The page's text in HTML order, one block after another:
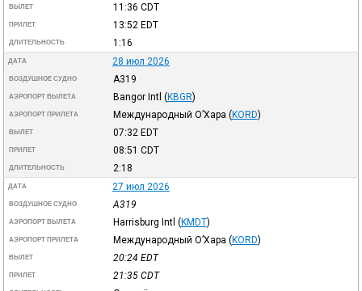
ВЫЛЕТ 11:36 CDT
ПРИЛЕТ 13:52 EDT
ДЛИТЕЛЬНОСТЬ 1:16
ДАТА 28 июл 2026
ВОЗДУШНОЕ СУДНО A319
АЭРОПОРТ ВЫЛЕТА Bangor Intl (KBGR)
АЭРОПОРТ ПРИЛЕТА Международный О’Хара (KORD)
ВЫЛЕТ 07:32 EDT
ПРИЛЕТ 08:51 CDT
ДЛИТЕЛЬНОСТЬ 2:18
ДАТА 27 июл 2026
ВОЗДУШНОЕ СУДНО A319
АЭРОПОРТ ВЫЛЕТА Harrisburg Intl (KMDT)
АЭРОПОРТ ПРИЛЕТА Международный О’Хара (KORD)
ВЫЛЕТ 20:24 EDT
ПРИЛЕТ 21:35 CDT